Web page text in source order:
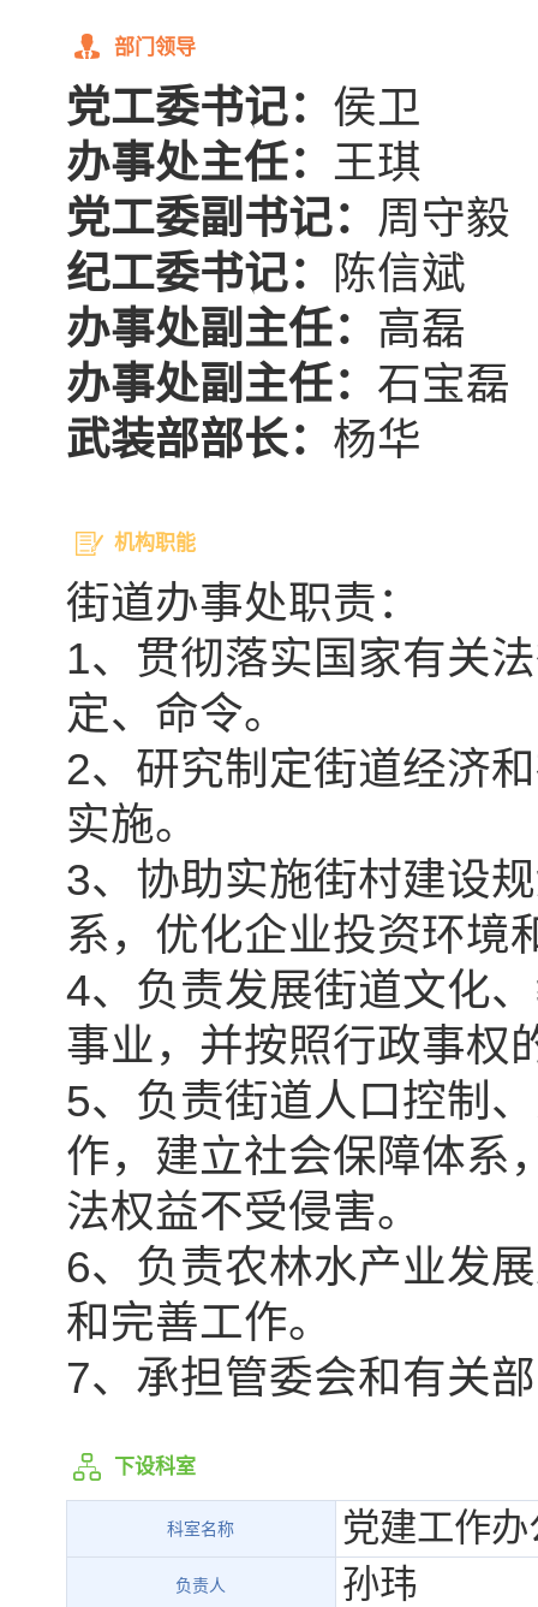
部门领导
党工委书记： 侯卫
办事处主任： 王琪
党工委副书记： 周守毅
纪工委书记：
陈信斌
办事处副主任： 高磊
办事处副主任： 石宝磊
武装部部长： 杨华
机构职能
街道办事处职责：
1、贯彻落实国家有关
定、命令。
2、研究制定街道经济
实施。
3、协助实施街村建设
系，优化企业投资环境
4、负责发展街道文化
事业，并按照行政事权
5、负责街道人口控制
作，建立社会保障体系
法权益不受侵害。
6、负责农林水产业发
和完善工作。
7、承担管委会和有关
下设科室
科室名称 党建工作办
负责人 孙玮